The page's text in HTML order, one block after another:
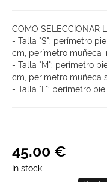
COMO SELECCIONAR
- Talla "S": perímetro
cm, perímetro muñeca
- Talla "M": perímetro
cm, perímetro muñeca
- Talla "L": perímetro
45.00 €
In stock